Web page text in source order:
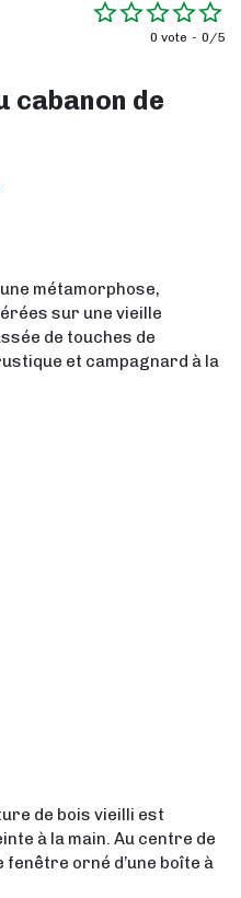
0 vote 0/5
cabanon de
métamorphose,
sur une vieille
de touches de
et campagnard à la
de bois vieilli est
à la main. Au centre de
orné d’une boîte à